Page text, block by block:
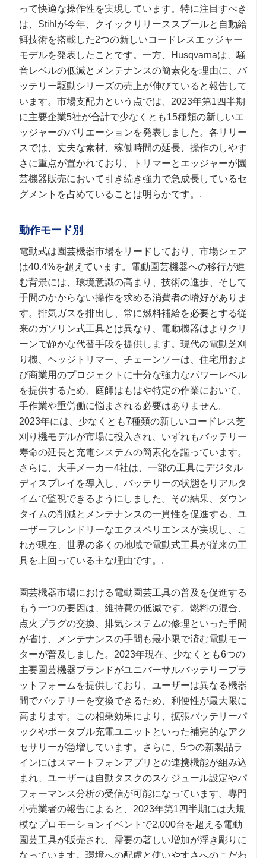
って快適な操作性を実現しています。特に注目すべき
は、Stihlが今年、クイックリリーススプールと自動給
餌技術を搭載した2つの新しいコードレスエッジャー
モデルを発表したことです。一方、Husqvarnaは、騒
音レベルの低減とメンテナンスの簡素化を理由に、バ
ッテリー駆動シリーズの売上が伸びていると報告して
います。市場支配力という点では、2023年第1四半期
に主要企業5社が合計で少なくとも15種類の新しいエ
ッジャーのバリエーションを発表しました。各リリー
スでは、丈夫な素材、稼働時間の延長、操作のしやす
さに重点が置かれており、トリマーとエッジャーが園
芸機器販売において引き続き強力で急成長しているセ
グメントを占めていることは明らかです。.
動作モード別
電動式は園芸機器市場をリードしており、市場シェア
は40.4%を超えています。電動園芸機器への移行が進
む背景には、環境意識の高まり、技術の進歩、そして
手間のかからない操作を求める消費者の嗜好がありま
す。排気ガスを排出し、常に燃料補給を必要とする従
来のガソリン式工具とは異なり、電動機器はよりクリ
ーンで静かな代替手段を提供します。現代の電動芝刈
り機、ヘッジトリマー、チェーンソーは、住宅用およ
び商業用のプロジェクトに十分な強力なパワーレベル
を提供するため、庭師はもはや特定の作業において、
手作業や重労働に悩まされる必要はありません。
2023年には、少なくとも7種類の新しいコードレス芝
刈り機モデルが市場に投入され、いずれもバッテリー
寿命の延長と充電システムの簡素化を謳っています。
さらに、大手メーカー4社は、一部の工具にデジタル
ディスプレイを導入し、バッテリーの状態をリアルタ
イムで監視できるようにしました。その結果、ダウン
タイムの削減とメンテナンスの一貫性を促進する、ユ
ーザーフレンドリーなエクスペリエンスが実現し、こ
れが現在、世界の多くの地域で電動式工具が従来の工
具を上回っている主な理由です。.
園芸機器市場における電動園芸工具の普及を促進する
もう一つの要因は、維持費の低減です。燃料の混合、
点火プラグの交換、排気システムの修理といった手間
が省け、メンテナンスの手間も最小限で済む電動モー
ターが普及しました。2023年現在、少なくとも6つの
主要園芸機器ブランドがユニバーサルバッテリープラ
ットフォームを提供しており、ユーザーは異なる機器
間でバッテリーを交換できるため、利便性が最大限に
高まります。この相乗効果により、拡張バッテリーパ
ックやポータブル充電ユニットといっ​​た補完的なアク
セサリーが急増しています。さらに、5つの新製品ラ
インにはスマートフォンアプリとの連携機能が組み込
まれ、ユーザーは自動タスクのスケジュール設定やパ
フォーマンス分析の受信が可能になっています。専門
小売業者の報告によると、2023年第1四半期には大規
模なプロモーションイベントで2,000台を超える電動
園芸工具が販売され、需要の著しい増加が浮き彫りに
なっています。環境への配慮と使いやすさへのこだわ